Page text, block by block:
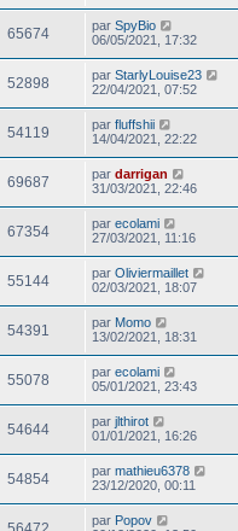
65674 par SpyBio
06/05/2021, 17:32
52898 par StarlyLouise23
22/04/2021, 07:52
54119 par fluffshii
14/04/2021, 22:22
69687 par darrigan
31/03/2021, 22:46
67354 par ecolami
27/03/2021, 11:16
55144 par Oliviermaillet
02/03/2021, 18:07
54391 par Momo
13/02/2021, 18:31
55078 par ecolami
05/01/2021, 23:43
54644 par jlthirot
01/01/2021, 16:26
54854 par mathieu6378
23/12/2020, 00:11
par Popov